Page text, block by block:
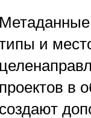
и
проектов в
создают